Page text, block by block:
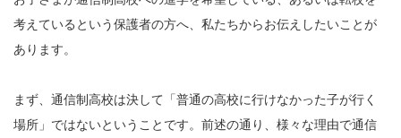
考えているという保護者の方へ、私たちからお伝えしたいことが
あります。
まず、通信制高校は決して「普通の高校に行けなかった子が行く
場所」ではないということです。前述の通り、様々な理由で通信